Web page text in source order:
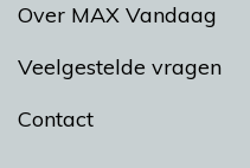
Over MAX Vandaag
Veelgestelde vragen
Contact